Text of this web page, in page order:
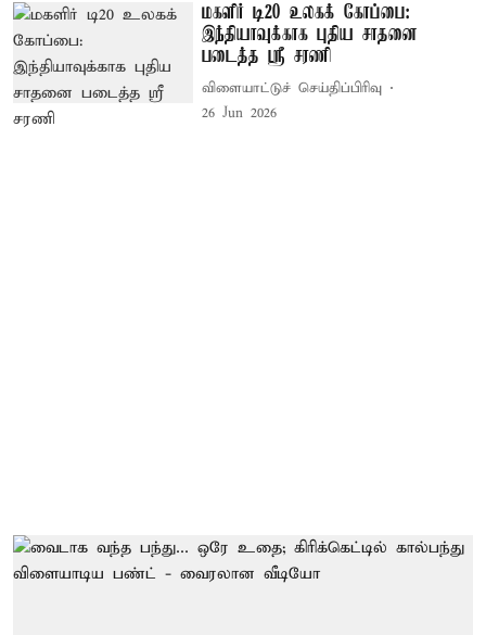
மகளிர் டி20 உலகக் கோப்பை:
இந்தியாவுக்காக புதிய சாதனை
படைத்த ஸ்ரீ சரணி
விளையாட்டுச் செய்திப்பிரிவு
26 Jun 2026